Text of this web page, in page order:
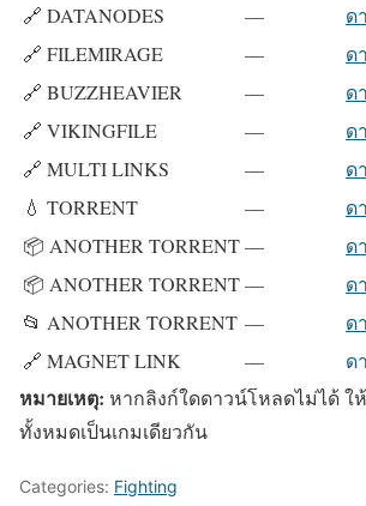
🔗 DATANODES
—
ด
🔗 FILEMIRAGE
—
ด
🔗 BUZZHEAVIER
—
ด
🔗 VIKINGFILE
—
ด
🔗 MULTI LINKS
—
ด
💧 TORRENT
—
ด
📦 ANOTHER TORRENT—
ด
📦 ANOTHER TORRENT—
ด
📂 ANOTHER TORRENT —
ด
🔗 MAGNET LINK
— ด
หมายเหตุ: หากลิงก์ใดดาวน์โหลดไม่ได้ ใ
ทั้งหมดเป็นเกมเดียวกัน
Categories: Fighting